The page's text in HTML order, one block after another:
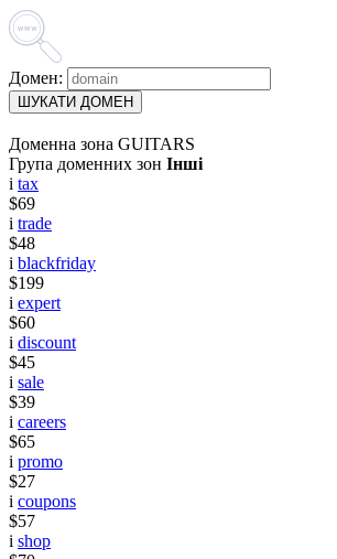
Домен:
ШУКАТИ ДОМЕН
Доменна зона GUITARS
Група доменних зон Інші
i tax
$69
i trade
$48
i blackfriday
$199
i expert
$60
i discount
$45
i sale
$39
i careers
$65
i promo
$27
i coupons
$57
i shop